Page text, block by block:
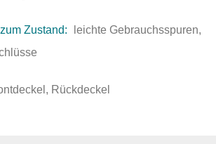
Zustand:
leichte Gebrauchsspuren,
Rückdeckel